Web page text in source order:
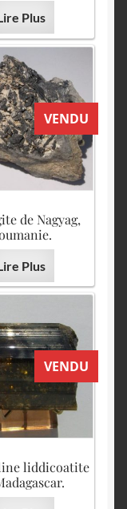
Plus
VENDU
de Nagyag,
Plus
VENDU
liddicoatite